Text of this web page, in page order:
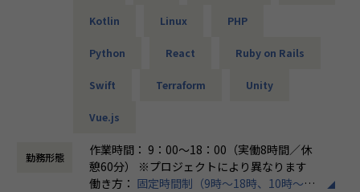
・勉強会・交流会を年2回実施
【業務の変更の範囲】
会社の定める範囲
回の面談を通じて方向性を確認しながら、段階的にマネジメ
ら活躍している社員も多数。女性管理職も在籍しており、年
齢や性別を問わずフェアに評価される環境です。
＜チーム組織構成＞
入社後は原則2名以上のチームに配属されるため、一人現場
や丸投げはないです。
また、経験値に応じて先輩がフォローに入り、定例MTGやチ
Kotlin Linux PHP
Python React Ruby on Rails
Swift Terraform Unity
Vue.js
勤務形態
作業時間： 9：00～18：00（実働8時間／休
憩60分） ※プロジェクトにより異なります
働き方： 固定時間制（9時～18時、10時～19